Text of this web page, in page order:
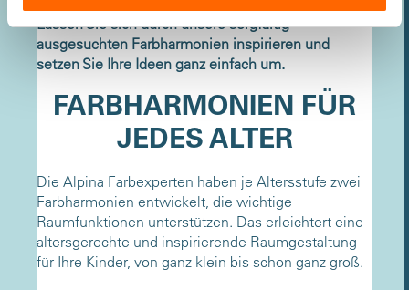
Lassen Sie sich durch unsere sorgfältig
ausgesuchten Farbharmonien inspirieren und
setzen Sie Ihre Ideen ganz einfach um.
FARBHARMONIEN FÜR
JEDES ALTER
Die Alpina Farbexperten haben je Altersstufe zwei
Farbharmonien entwickelt, die wichtige
Raumfunktionen unterstützen. Das erleichtert eine
altersgerechte und inspirierende Raumgestaltung
für Ihre Kinder, von ganz klein bis schon ganz groß.